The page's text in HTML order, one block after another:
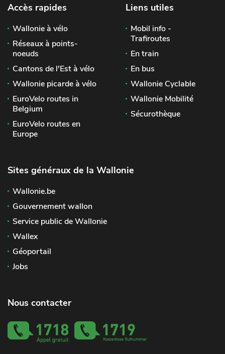
Accès rapides
Wallonie à vélo
Réseaux à points-
noeuds
Cantons de l'Est à vélo
Wallonie picarde à vélo
EuroVelo routes in
Belgium
EuroVelo routes en
Europe
Liens utiles
Mobil info -
Trafiroutes
En train
En bus
Wallonie Cyclable
Wallonie Mobilité
Sécurothèque
Sites généraux de la Wallonie
Wallonie.be
Gouvernement wallon
Service public de Wallonie
Wallex
Géoportail
Jobs
Nous contacter